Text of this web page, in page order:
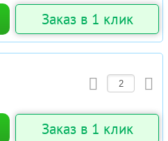
Заказ в 1 клик
Заказ в 1 клик